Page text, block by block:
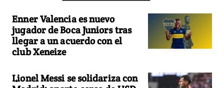
Enner Valencia es nuevo
jugador de Boca Juniors tras
llegar a un acuerdo con el
club Xeneize
Lionel Messi se solidariza con